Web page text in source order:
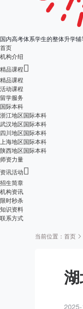
国内高考体系学生的整体升学辅
首页
机构介绍
精品课程
精品课程
活动课程
留学服务
国际本科
浙江地区国际本科
武汉地区国际本科
四川地区国际本科
上海地区国际本科
陕西地区国际本科
师资力量
资讯活动
招生简章
机构资讯
限时秒杀
知识资料
联系方式
当前位置： 首页
湖